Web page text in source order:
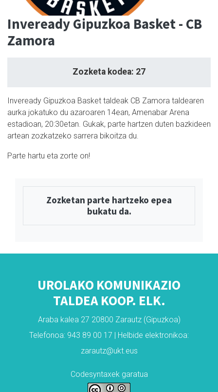
Inveready Gipuzkoa Basket - CB
Zamora
Zozketa kodea: 27
Inveready Gipuzkoa Basket taldeak CB Zamora taldearen
aurka jokatuko du azaroaren 14ean, Amenabar Arena
estadioan, 20:30etan. Gukak, parte hartzen duten bazkideen
artean zozkatzeko sarrera bikoitza du.
Parte hartu eta zorte on!
Zozketan parte hartzeko epea
bukatu da.
UROLAKO KOMUNIKAZIO
TALDEA KOOP. ELK.
Araba kalea 27 20800 Zarautz (Gipuzkoa)
Telefonoa: 943 89 00 17 | Helbide elektronikoa:
zarautz@ukt.eus
Codesyntaxek garatua